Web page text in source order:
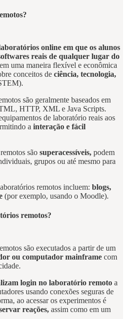
online em que os alunos
reais de qualquer lugar do
uma maneira flexível e econômica
conceitos de ciência, tecnologia,
são geralmente baseados em
HTTP, XML e Java Scripts.
de laboratório reais aos
a interação e fácil
são superacessíveis, podem
grupos ou até mesmo para
remotos incluem: blogs,
(por exemplo, usando o Moodle).
remotos?
são executados a partir de um
ou computador mainframe com
login no laboratório remoto a
usando conexões seguras de
ao acessar os experimentos é
reações, assim como em um